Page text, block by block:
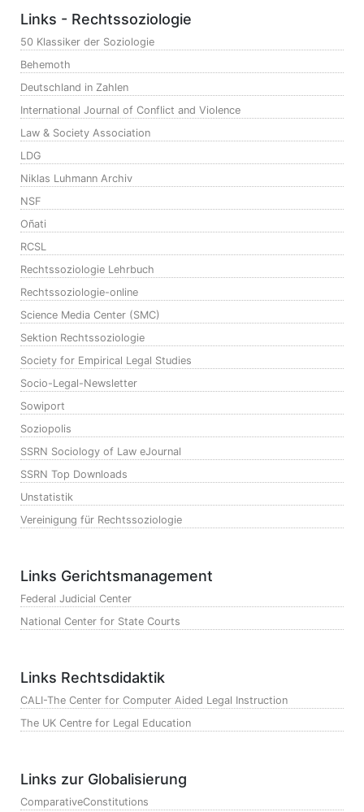
Links - Rechtssoziologie
50 Klassiker der Soziologie
Behemoth
Deutschland in Zahlen
International Journal of Conflict and Violence
Law & Society Association
LDG
Niklas Luhmann Archiv
NSF
Oñati
RCSL
Rechtssoziologie Lehrbuch
Rechtssoziologie-online
Science Media Center (SMC)
Sektion Rechtssoziologie
Society for Empirical Legal Studies
Socio-Legal-Newsletter
Sowiport
Soziopolis
SSRN Sociology of Law eJournal
SSRN Top Downloads
Unstatistik
Vereinigung für Rechtssoziologie
Links Gerichtsmanagement
Federal Judicial Center
National Center for State Courts
Links Rechtsdidaktik
CALI-The Center for Computer Aided Legal Instruction
The UK Centre for Legal Education
Links zur Globalisierung
ComparativeConstitutions